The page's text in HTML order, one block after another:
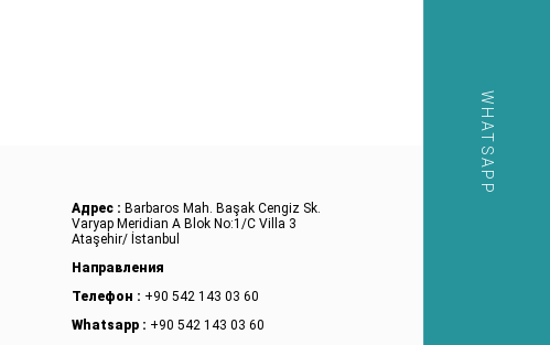
WHATSAPP
Адрес : Barbaros Mah. Başak Cengiz Sk.
Varyap Meridian A Blok No:1/C Villa 3
Ataşehir/ İstanbul
Направления
Телефон : +90 542 143 03 60
Whatsapp : +90 542 143 03 60